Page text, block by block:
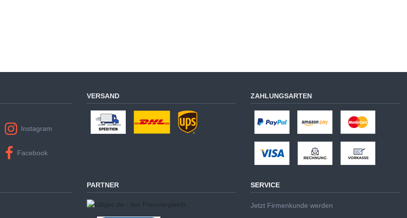
Instagram
Facebook
VERSAND ZAHLUNGSARTEN
PARTNER SERVICE
Jetzt Firmenkunde werden